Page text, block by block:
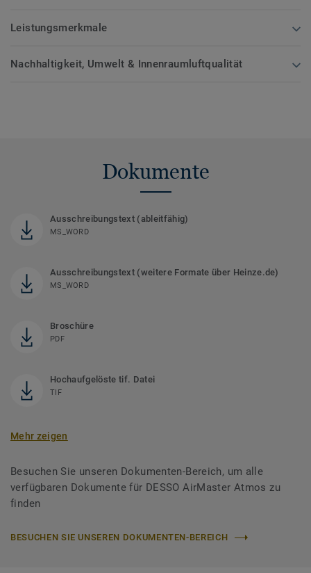
Leistungsmerkmale
Nachhaltigkeit, Umwelt & Innenraumluftqualität
Dokumente
Ausschreibungstext (ableitfähig)
MS_WORD
Ausschreibungstext (weitere Formate über Heinze.de)
MS_WORD
Broschüre
PDF
Hochaufgelöste tif. Datei
TIF
Mehr zeigen
Besuchen Sie unseren Dokumenten-Bereich, um alle
verfügbaren Dokumente für DESSO AirMaster Atmos zu
finden
BESUCHEN SIE UNSEREN DOKUMENTEN-BEREICH